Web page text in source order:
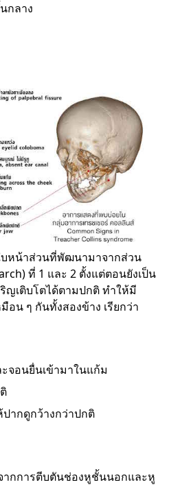
กลาง
หน้าส่วนที่พัฒนามาจากส่วน
ที่ 1 และ 2 ตั้งแต่ตอนยังเป็น
ญเติบโตได้ตามปกติ ทำให้มี
อน ๆ กันทั้งสองข้าง เรียกว่า
จอนยื่นเข้ามาในแก้ม
ากดูกว้างกว่าปกติ
ากการตีบตันช่องหูชั้นนอกและหู